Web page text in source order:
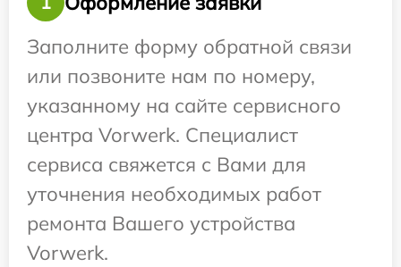
Заполните форму обратной связи
или позвоните нам по номеру,
указанному на сайте сервисного
центра Vorwerk. Специалист
сервиса свяжется с Вами для
уточнения необходимых работ
ремонта Вашего устройства
Vorwerk.